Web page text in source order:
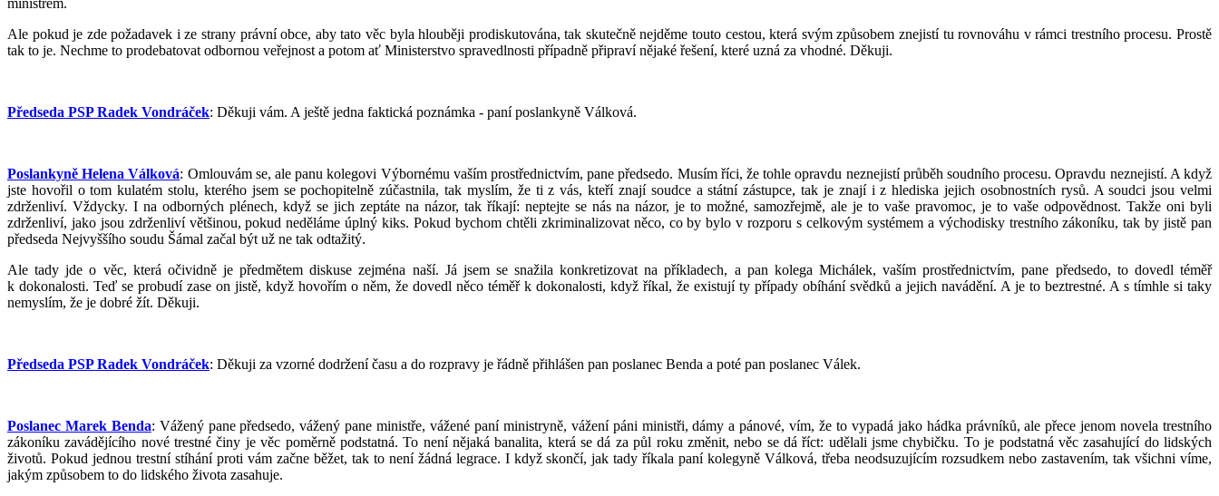
Ale pokud je zde požadavek i ze strany právní obce, aby tato věc byla hlouběji prodiskutována, tak skutečně nejděme touto cestou, která svým způsobem znejistí tu rovnováhu v rámci trestního procesu. Prostě
tak to je. Nechme to prodebatovat odbornou veřejnost a potom ať Ministerstvo spravedlnosti případně připraví nějaké řešení, které uzná za vhodné. Děkuji.
Předseda PSP Radek Vondráček: Děkuji vám. A ještě jedna faktická poznámka - paní poslankyně Válková.
Poslankyně Helena Válková: Omlouvám se, ale panu kolegovi Výbornému vaším prostřednictvím, pane předsedo. Musím říci, že tohle opravdu neznejistí průběh soudního procesu. Opravdu neznejistí. A když
jste hovořil o tom kulatém stolu, kterého jsem se pochopitelně zúčastnila, tak myslím, že ti z vás, kteří znají soudce a státní zástupce, tak je znají i z hlediska jejich osobnostních rysů. A soudci jsou velmi
zdrženliví. Vždycky. I na odborných plénech, když se jich zeptáte na názor, tak říkají: neptejte se nás na názor, je to možné, samozřejmě, ale je to vaše pravomoc, je to vaše odpovědnost. Takže oni byli
zdrženliví, jako jsou zdrženliví většinou, pokud neděláme úplný kiks. Pokud bychom chtěli zkriminalizovat něco, co by bylo v rozporu s celkovým systémem a východisky trestního zákoníku, tak by jistě pan
předseda Nejvyššího soudu Šámal začal být už ne tak odtažitý.
Ale tady jde o věc, která očividně je předmětem diskuse zejména naší. Já jsem se snažila konkretizovat na příkladech, a pan kolega Michálek, vaším prostřednictvím, pane předsedo, to dovedl téměř
k dokonalosti. Teď se probudí zase on jistě, když hovořím o něm, že dovedl něco téměř k dokonalosti, když říkal, že existují ty případy obíhání svědků a jejich navádění. A je to beztrestné. A s tímhle si taky
nemyslím, že je dobré žít. Děkuji.
Předseda PSP Radek Vondráček: Děkuji za vzorné dodržení času a do rozpravy je řádně přihlášen pan poslanec Benda a poté pan poslanec Válek.
Poslanec Marek Benda: Vážený pane předsedo, vážený pane ministře, vážené paní ministryně, vážení páni ministři, dámy a pánové, vím, že to vypadá jako hádka právníků, ale přece jenom novela trestního
zákoníku zavádějícího nové trestné činy je věc poměrně podstatná. To není nějaká banalita, která se dá za půl roku změnit, nebo se dá říct: udělali jsme chybičku. To je podstatná věc zasahující do lidských
životů. Pokud jednou trestní stíhání proti vám začne běžet, tak to není žádná legrace. I když skončí, jak tady říkala paní kolegyně Válková, třeba neodsuzujícím rozsudkem nebo zastavením, tak všichni víme,
jakým způsobem to do lidského života zasahuje.